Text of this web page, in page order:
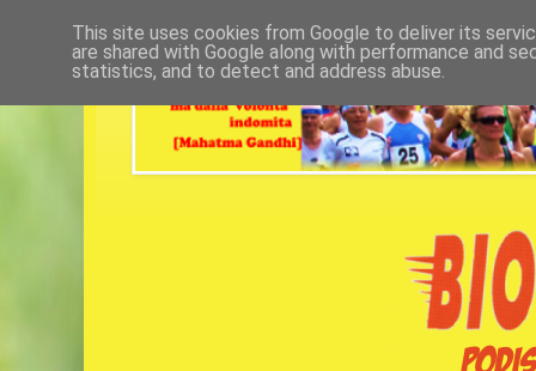
This site uses cookies from Google to deliver its
are shared with Google along with performance and
statistics, and to detect and address abuse.